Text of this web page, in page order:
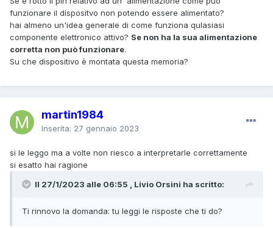
funzionare il dispositvo non potendo essere alimentato?
hai almeno un'idea generale di come funziona qulasiasi
componente elettronico attivo? Se non ha la sua alimentazione
corretta non può funzionare.
Su che dispositivo è montata questa memoria?
martin1984
Inserita: 27 gennaio 2023
si le leggo ma a volte non riesco a interpretarle correttamente
si esatto hai ragione
Il 27/1/2023 alle 06:55 , Livio Orsini ha scritto:
Ti rinnovo la domanda: tu leggi le risposte che ti do?